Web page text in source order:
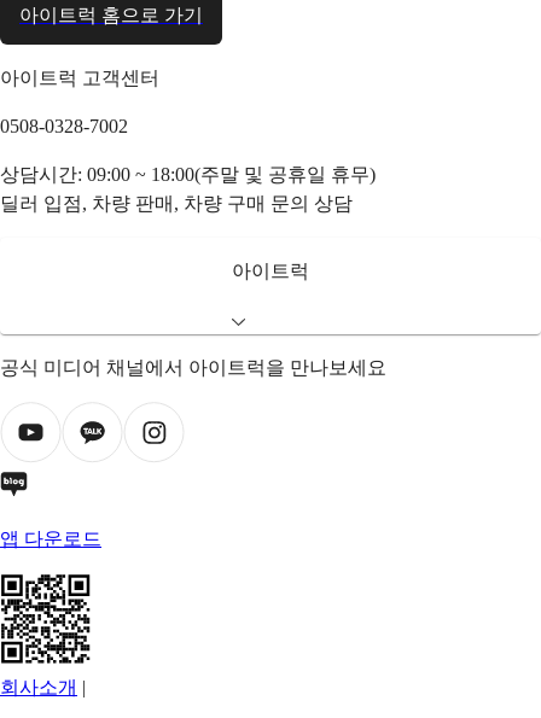
아이트럭 홈으로 가기
아이트럭 고객센터
0508-0328-7002
상담시간: 09:00 ~ 18:00(주말 및 공휴일 휴무)
딜러 입점, 차량 판매, 차량 구매 문의 상담
아이트럭
공식 미디어 채널에서 아이트럭을 만나보세요
앱 다운로드
회사소개 |